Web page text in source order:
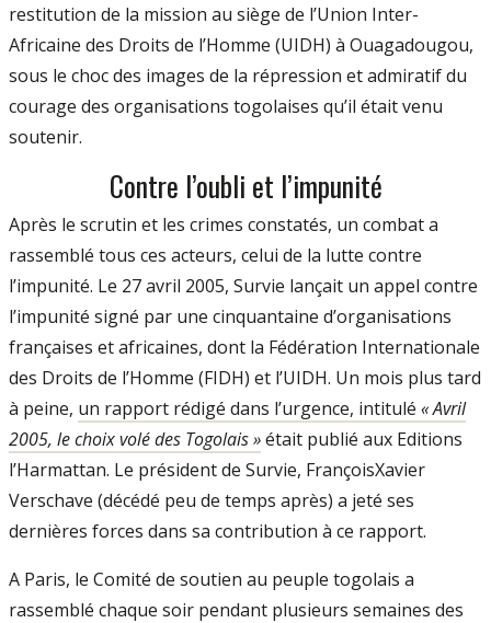
restitution de la mission au siège de l’Union Inter­
Africaine des Droits de l’Homme (UIDH) à Ouagadougou,
sous le choc des images de la répression et admiratif du
courage des organisations togolaises qu’il était venu
soutenir.
Contre l’oubli et l’impunité
Après le scrutin et les crimes constatés, un combat a
rassemblé tous ces acteurs, celui de la lutte contre
l’impunité. Le 27 avril 2005, Survie lançait un appel contre
l’impunité signé par une cinquantaine d’organisations
françaises et africaines, dont la Fédération Internationale
des Droits de l’Homme (FIDH) et l’UIDH. Un mois plus tard
à peine, un rapport rédigé dans l’urgence, intitulé « Avril
2005, le choix volé des Togolais »était publié aux Editions
l’Harmattan. Le président de Survie, François­Xavier
Verschave (décédé peu de temps après) a jeté ses
dernières forces dans sa contribution à ce rapport.
A Paris, le Comité de soutien au peuple togolais a
rassemblé chaque soir pendant plusieurs semaines des